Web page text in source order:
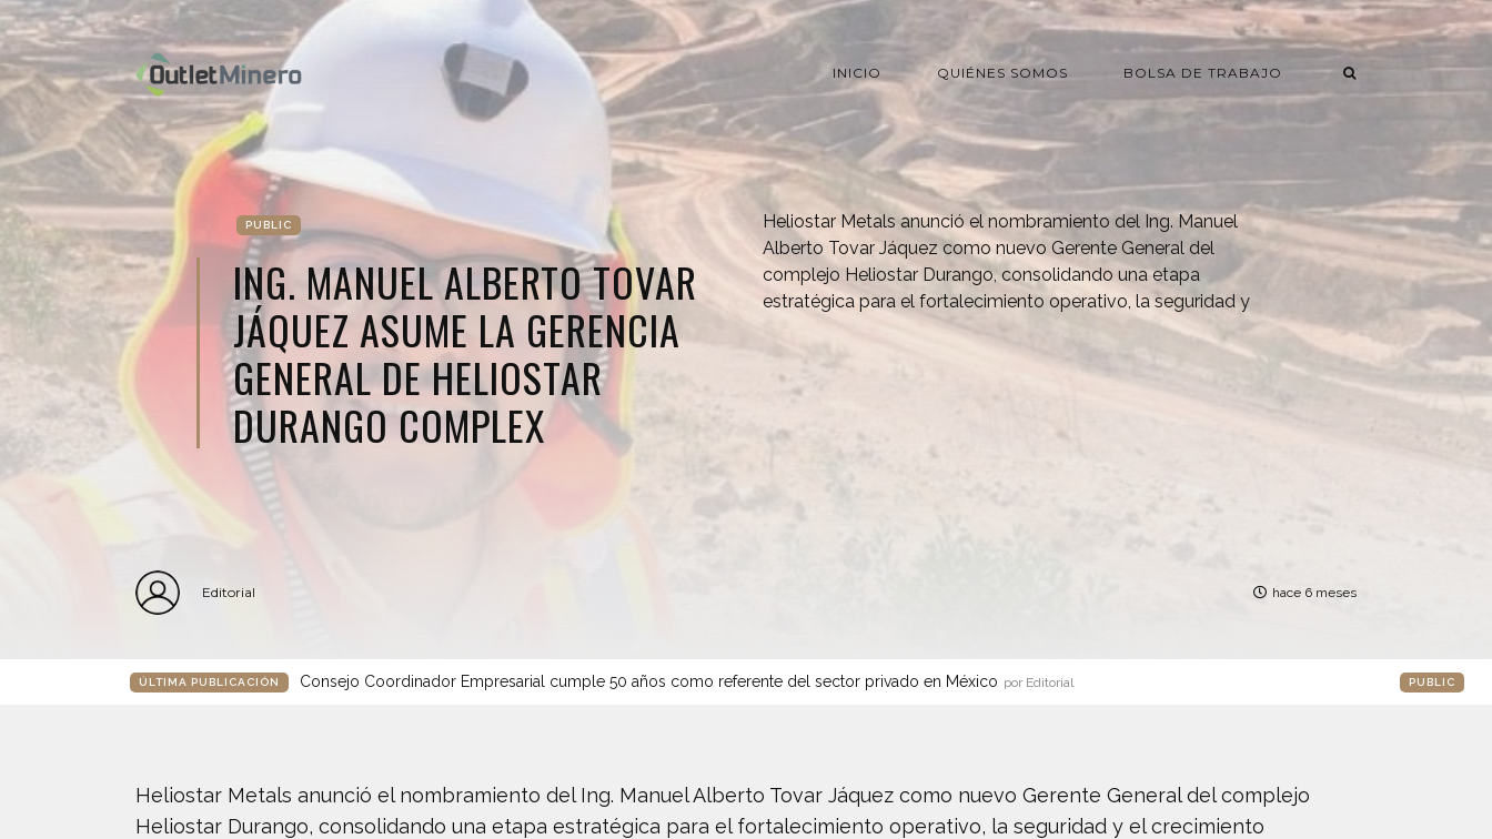
INICIO QUIÉNES SOMOS BOLSA DE TRABAJO
PUBLIC
ING. MANUEL ALBERTO TOVAR
JÁQUEZ ASUME LA GERENCIA
GENERAL DE HELIOSTAR
DURANGO COMPLEX
Heliostar Metals anunció el nombramiento del Ing. Manuel
Alberto Tovar Jáquez como nuevo Gerente General del
complejo Heliostar Durango, consolidando una etapa
estratégica para el fortalecimiento operativo, la seguridad y
Editorial hace 6 meses
ÚLTIMA PUBLICACIÓN Consejo Coordinador Empresarial cumple 50 años como referente del sector privado en México por Editorial PUBLIC
Heliostar Metals anunció el nombramiento del Ing. Manuel Alberto Tovar Jáquez como nuevo Gerente General del complejo
Heliostar Durango, consolidando una etapa estratégica para el fortalecimiento operativo, la seguridad y el crecimiento